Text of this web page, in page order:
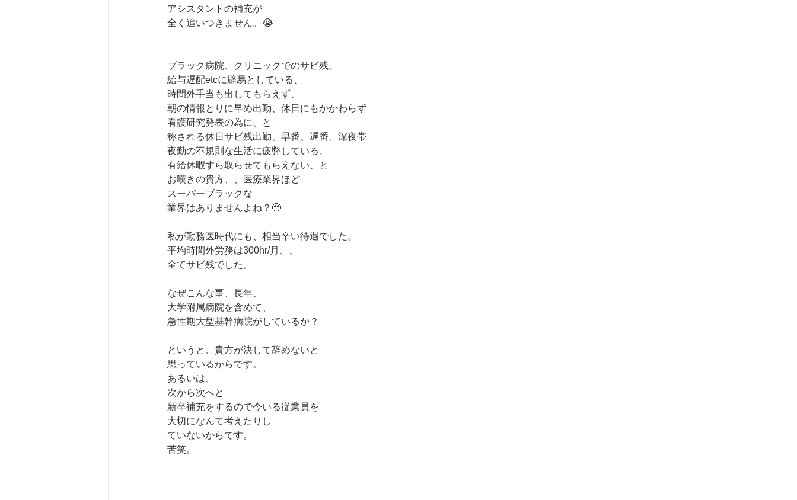
アシスタントの補充が
全く追いつきません。😭
ブラック病院、クリニックでのサビ残、
給与遅配etcに辟易としている、
時間外手当も出してもらえず、
朝の情報とりに早め出勤、休日にもかかわらず
看護研究発表の為に、と
称される休日サビ残出勤、早番、遅番、深夜帯
夜勤の不規則な生活に疲弊している、
有給休暇すら取らせてもらえない、と
お嘆きの貴方、、医療業界ほど
スーパーブラックな
業界はありませんよね？🥹
私が勤務医時代にも、相当辛い待遇でした。
平均時間外労務は300hr/月、、
全てサビ残でした。
なぜこんな事、長年、
大学附属病院を含めて、
急性期大型基幹病院がしているか？
というと、貴方が決して辞めないと
思っているからです。
あるいは、
次から次へと
新卒補充をするので今いる従業員を
大切になんて考えたりし
ていないからです。
苦笑。